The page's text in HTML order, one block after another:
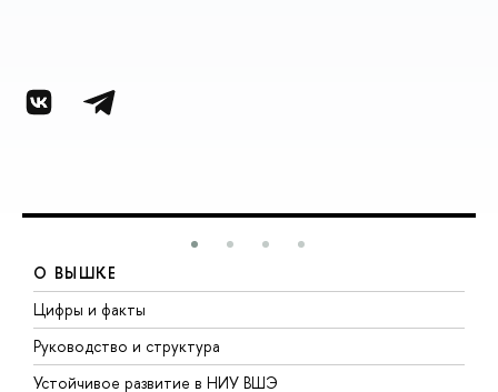
О ВЫШКЕ
Цифры и факты
Руководство и структура
Устойчивое развитие в НИУ ВШЭ